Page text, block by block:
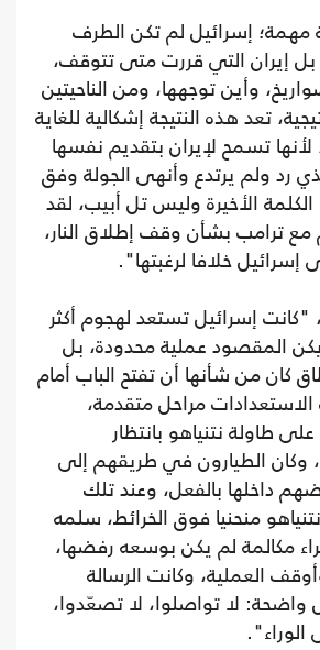
إسرائيل لم تكن الطرف
بل إيران التي قررت متى تتوقف،
وأين توجهها، ومن الناحيتين
تعد هذه النتيجة إشكالية للغاية
لأنها تسمح لإيران بتقديم نفسها
رد ولم يرتدع وأنهى الجولة وفق
الأخيرة وليس تل أبيب، لقد
مع ترامب بشأن وقف إطلاق النار،
خلافا لرغبتها".
إسرائيل تستعد لهجوم أكثر
يكن المقصود عملية محدودة، بل
كان من شأنها أن تفتح الباب أمام
مراحل متقدمة،
طاولة نتنياهو بانتظار
وكان الطيارون في طريقهم إلى
داخلها بالفعل، وعند تلك
منحنيا فوق الخرائط، سلمه
مكالمة لم يكن بوسعه رفضها،
العملية، وكانت الرسالة
واضحة: لا تواصلوا، لا تصعّدوا،
الوراء".